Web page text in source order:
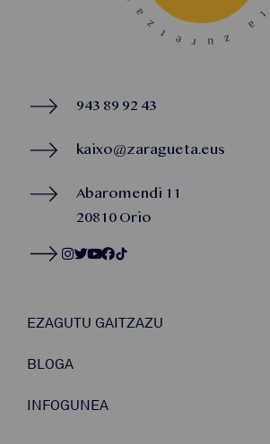
943 89 92 43
kaixo@zaragueta.eus
Abaromendi 11
20810 Orio
EZAGUTU GAITZAZU
BLOGA
INFOGUNEA